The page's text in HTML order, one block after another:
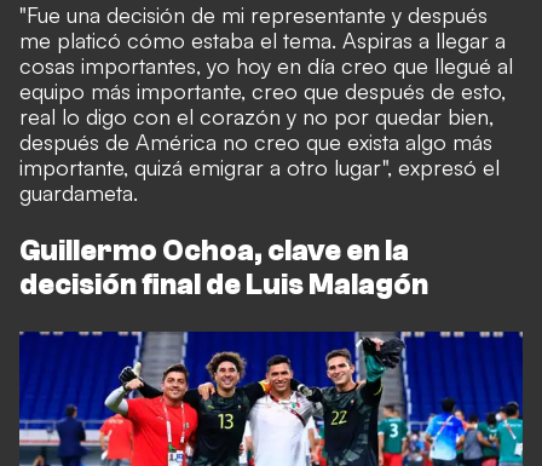
"Fue una decisión de mi representante y después
me platicó cómo estaba el tema. Aspiras a llegar a
cosas importantes, yo hoy en día creo que llegué al
equipo más importante, creo que después de esto,
real lo digo con el corazón y no por quedar bien,
después de América no creo que exista algo más
importante, quizá emigrar a otro lugar", expresó el
guardameta.
Guillermo Ochoa, clave en la
decisión final de Luis Malagón